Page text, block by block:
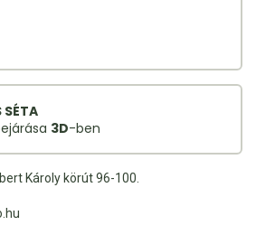
SÉTA
3D-ben
Károly körút 96-100.